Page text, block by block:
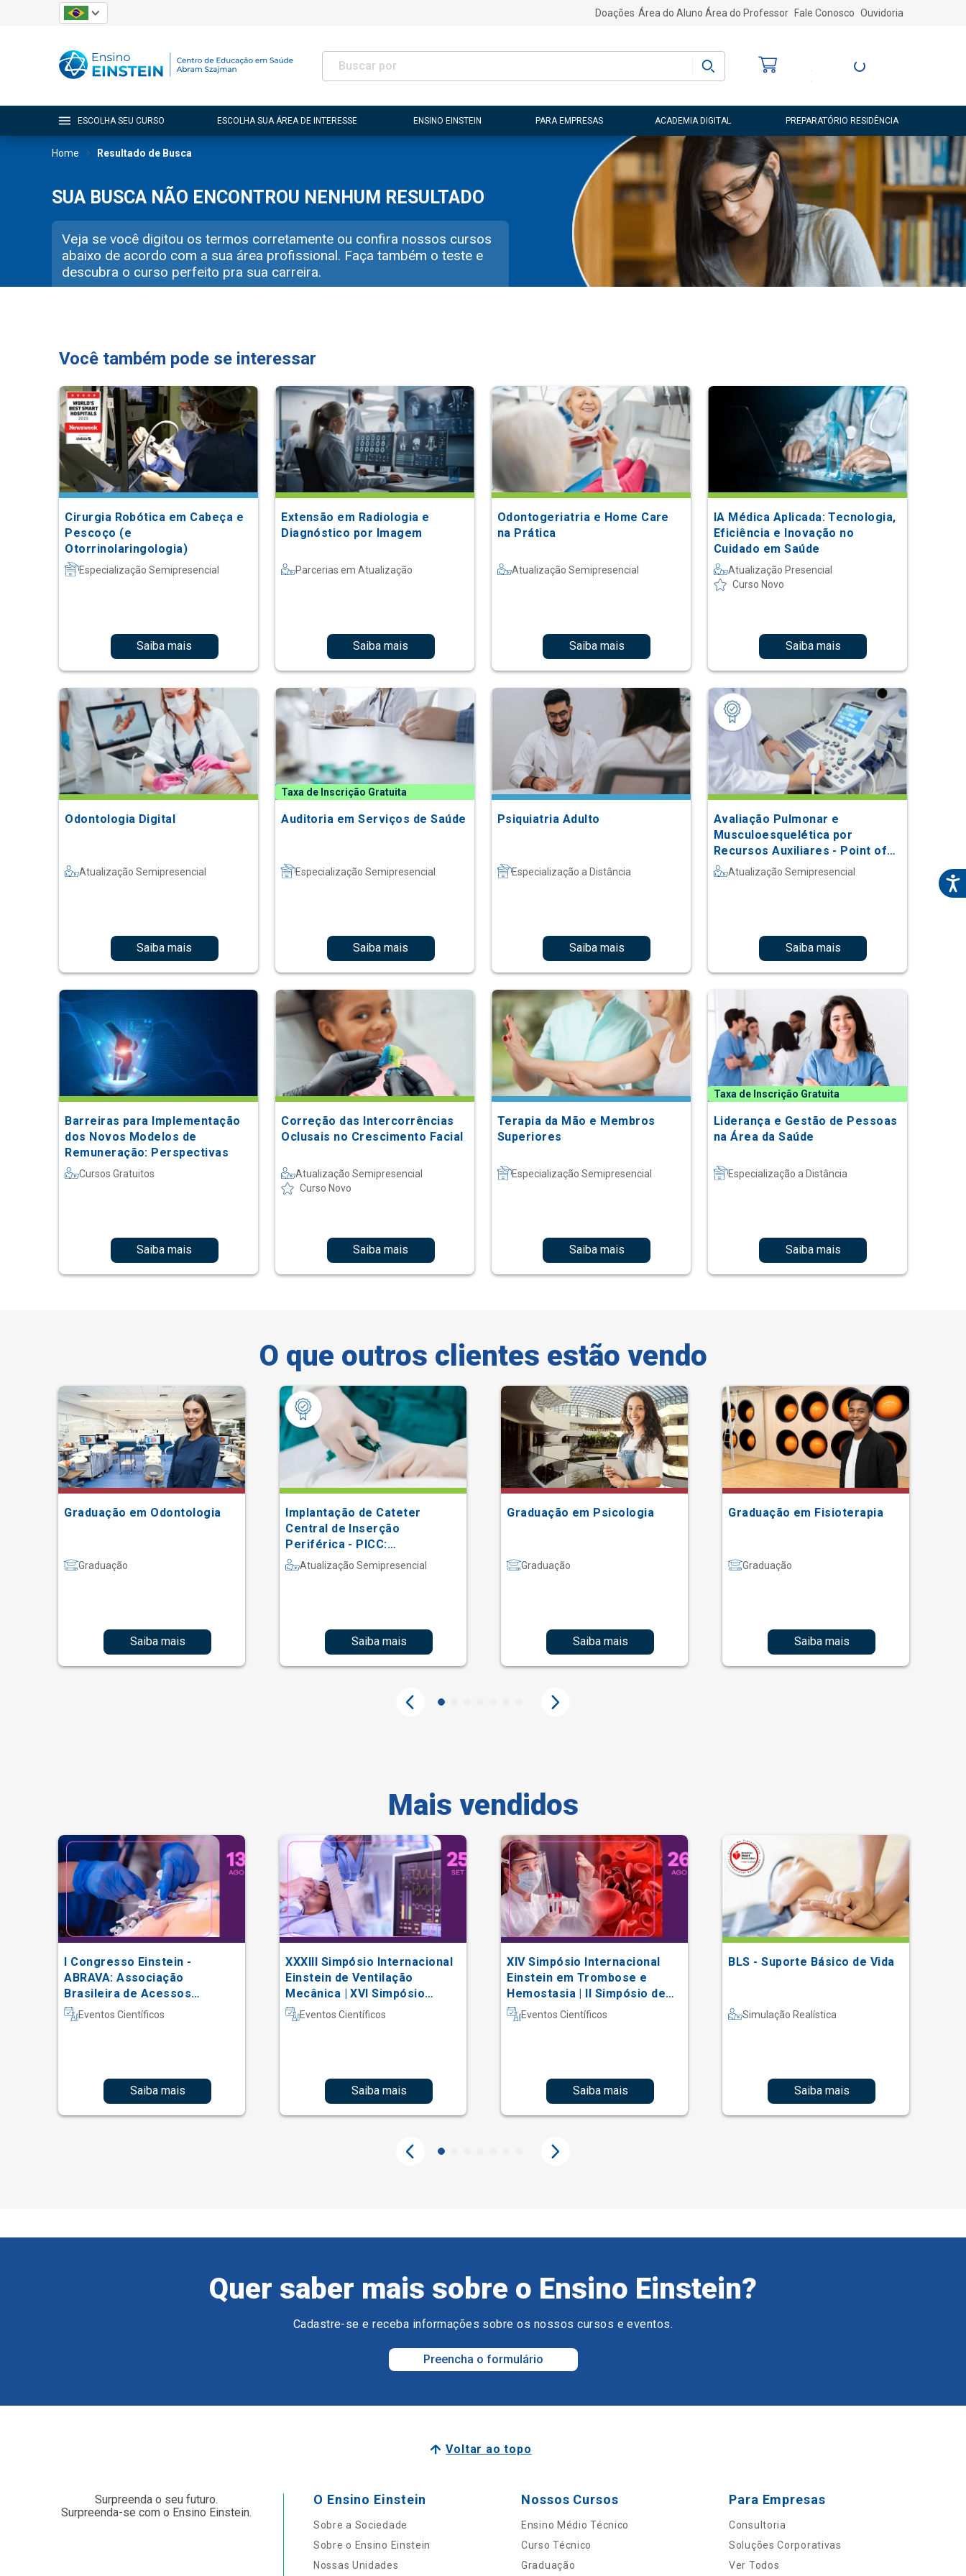
Doações Área do Aluno Área do Professor Fale Conosco Ouvidoria
Entre ou Cadastre-
ESCOLHA SEU CURSO ESCOLHA SUA ÁREA DE INTERESSE ENSINO EINSTEIN PARA EMPRESAS ACADEMIA DIGITAL PREPARATÓRIO RESIDÊNCIA
Home Resultado de Busca
SUA BUSCA NÃO ENCONTROU NENHUM RESULTADO
Veja se você digitou os termos corretamente ou confira nossos cursos
abaixo de acordo com a sua área profissional. Faça também o teste e
descubra o curso perfeito pra sua carreira.
Você também pode se interessar
Cirurgia Robótica em Cabeça e
Pescoço (e
Otorrinolaringologia)
Especialização Semipresencial
Saiba mais
Extensão em Radiologia e
Diagnóstico por Imagem
Parcerias em Atualização
Saiba mais
Odontogeriatria e Home Care
na Prática
Atualização Semipresencial
Saiba mais
IA Médica Aplicada: Tecnologia,
Eficiência e Inovação no
Cuidado em Saúde
Atualização Presencial
Curso Novo
Saiba mais
Odontologia Digital
Atualização Semipresencial
Saiba mais
Taxa de Inscrição Gratuita
Auditoria em Serviços de Saúde
Especialização Semipresencial
Saiba mais
Psiquiatria Adulto
Especialização a Distância
Saiba mais
Avaliação Pulmonar e
Musculoesquelética por
Recursos Auxiliares - Point of
CareAtualização Semipresencial
Saiba mais
Barreiras para Implementação
dos Novos Modelos de
Remuneração: Perspectivas
Cursos Gratuitos
Saiba mais
Correção das Intercorrências
Oclusais no Crescimento Facial
Atualização Semipresencial
Curso Novo
Saiba mais
Terapia da Mão e Membros
Superiores
Especialização Semipresencial
Saiba mais
Taxa de Inscrição Gratuita
Liderança e Gestão de Pessoas
na Área da Saúde
Especialização a Distância
Saiba mais
O que outros clientes estão vendo
Graduação em Odontologia
Graduação
Saiba mais
Implantação de Cateter
Central de Inserção
Periférica - PICC:
Capacitação e Certificação
Atualização Semipresencial
Saiba mais
Graduação em Psicologia
Graduação
Saiba mais
Graduação em Fisioterapia
Graduação
Saiba mais
Mais vendidos
I Congresso Einstein -
ABRAVA: Associação
Brasileira de Acessos
Vasculares
Eventos Científicos
Saiba mais
XXXIII Simpósio Internacional
Einstein de Ventilação
Mecânica | XVI Simpósio
Internacional Einstein de
Fisioterapia em Terapia
Eventos Científicos
Saiba mais
XIV Simpósio Internacional
Einstein em Trombose e
Hemostasia | II Simpósio de
Hematologia Laboratorial
Eventos Científicos
Saiba mais
BLS - Suporte Básico de Vida
Simulação Realística
Saiba mais
Quer saber mais sobre o Ensino Einstein?
Cadastre-se e receba informações sobre os nossos cursos e eventos.
Preencha o formulário
Voltar ao topo
Surpreenda o seu futuro.
Surpreenda-se com o Ensino Einstein.
O Ensino Einstein
Sobre a Sociedade
Sobre o Ensino Einstein
Nossas Unidades
Nossos Cursos
Ensino Médio Técnico
Curso Técnico
Graduação
Para Empresas
Consultoria
Soluções Corporativas
Ver Todos